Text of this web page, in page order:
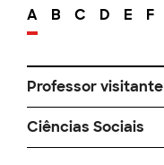
A B C D E F
Professor visitante
Ciências Sociais